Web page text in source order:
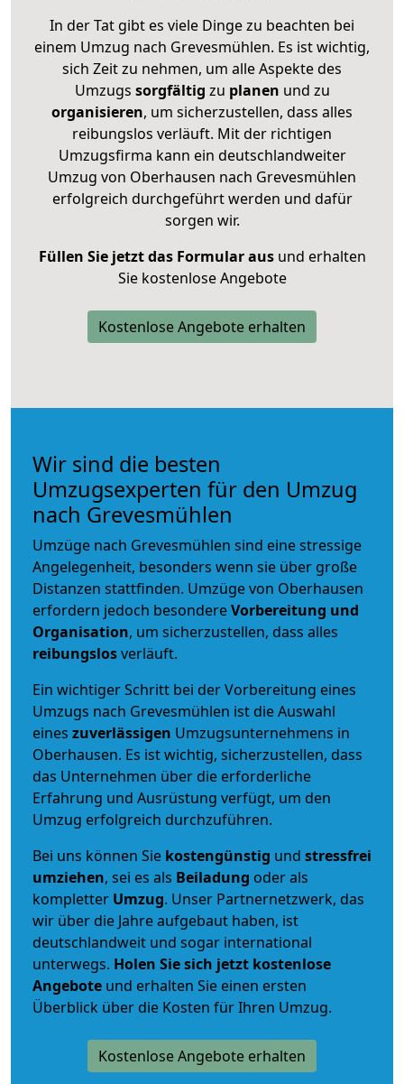
In der Tat gibt es viele Dinge zu beachten bei
einem Umzug nach Grevesmühlen. Es ist wichtig,
sich Zeit zu nehmen, um alle Aspekte des
Umzugs sorgfältig zu planen und zu
organisieren, um sicherzustellen, dass alles
reibungslos verläuft. Mit der richtigen
Umzugsfirma kann ein deutschlandweiter
Umzug von Oberhausen nach Grevesmühlen
erfolgreich durchgeführt werden und dafür
sorgen wir.
Füllen Sie jetzt das Formular ausund erhalten
Sie kostenlose Angebote
Kostenlose Angebote erhalten
Wir sind die besten
Umzugsexperten für den Umzug
nach Grevesmühlen
Umzüge nach Grevesmühlen sind eine stressige
Angelegenheit, besonders wenn sie über große
Distanzen stattfinden. Umzüge von Oberhausen
erfordern jedoch besondereVorbereitung und
Organisation, um sicherzustellen, dass alles
reibungslosverläuft.
Ein wichtiger Schritt bei der Vorbereitung eines
Umzugs nach Grevesmühlen ist die Auswahl
eines zuverlässigen Umzugsunternehmens in
Oberhausen. Es ist wichtig, sicherzustellen, dass
das Unternehmen über die erforderliche
Erfahrung und Ausrüstung verfügt, um den
Umzug erfolgreich durchzuführen.
Bei uns können Sie kostengünstig und stressfrei
umziehen, sei es als Beiladung oder als
kompletter Umzug. Unser Partnernetzwerk, das
wir über die Jahre aufgebaut haben, ist
deutschlandweit und sogar international
unterwegs. Holen Sie sich jetzt kostenlose
Angebote und erhalten Sie einen ersten
Überblick über die Kosten für Ihren Umzug.
Kostenlose Angebote erhalten